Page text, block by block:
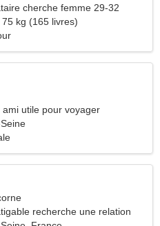
cherche femme 29-32
kg (165 livres)
utile pour voyager
recherche une relation